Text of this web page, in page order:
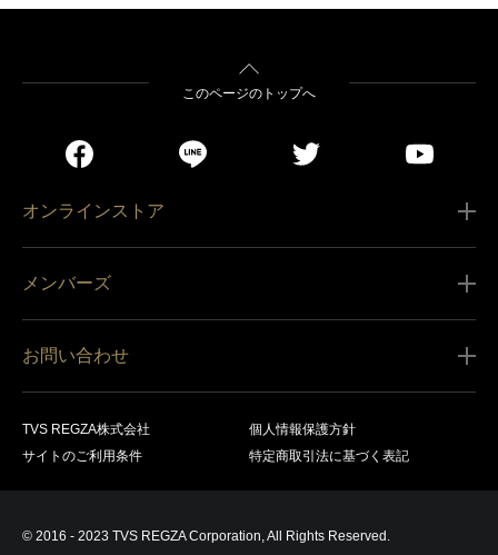
このページのトップへ
オンラインストア
営業日カレンダー
メンバーズ
会員規約
商品登録
お問い合わせ
TVS REGZA株式会社
個人情報保護方針
サイトのご利用条件
特定商取引法に基づく表記
© 2016 - 2023 TVS REGZA Corporation, All Rights Reserved.